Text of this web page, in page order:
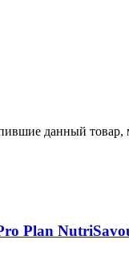
данный товар,
Plan